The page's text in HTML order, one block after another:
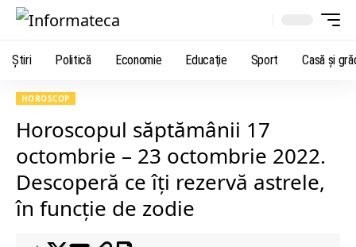
Știri Politică Economie Educaţie Sport Casă şi
HOROSCOP
Horoscopul săptămânii 17
octombrie – 23 octombrie 2022.
Descoperă ce îți rezervă astrele,
în funcție de zodie